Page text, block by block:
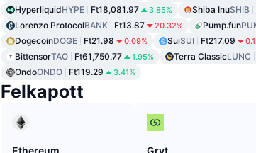
HyperliquidHYPE Ft18,081.97 3.85% Shiba InuSHIB
Lorenzo ProtocolBANK Ft13.87 20.32% Pump.fun
DogecoinDOGE Ft21.98 0.09% SuiSUI Ft217.09
BittensorTAO Ft61,750.77 1.95% Terra ClassicLUNC
OndoONDO Ft119.29 3.41%
Felkapott
Ethereum
Grvt